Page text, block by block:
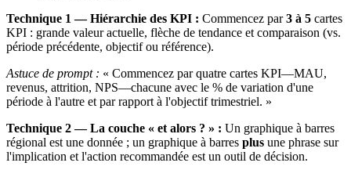
Technique 1 — Hiérarchie des KPI : Commencez par3 à 5 cartes
KPI : grande valeur actuelle, flèche de tendance et comparaison (vs.
période précédente, objectif ou référence).
Astuce de prompt : « Commencez par quatre cartes KPI—MAU,
revenus, attrition, NPS—chacune avec le % de variation d'une
période à l'autre et par rapport à l'objectif trimestriel. »
Technique 2 — La couche « et alors ? » : Un graphique à barres
régional est une donnée ; un graphique à barres plus une phrase sur
l'implication et l'action recommandée est un outil de décision.